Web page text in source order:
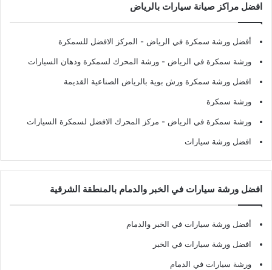
افضل مراكز صيانة سيارات بالرياض
أفضل ورشة سمكرة في الرياض - المركز الافضل للسمكرة
ورشة سمكرة في الرياض - ورشة المحرك لسمكرة ودهان السيارات
افضل ورشة سمكرة ورش بوية بالرياض الصناعية القديمة
ورشة سمكرة
ورشة سمكرة في الرياض - مركز المحرك الافضل لسمكرة السيارات
افضل ورشة سيارات
افضل ورشة سيارات في الخبر والدمام بالمنطقة الشرقية
أفضل ورشة سيارات في الخبر والدمام
افضل ورشة سيارات في الخبر
ورشة سيارات في الدمام